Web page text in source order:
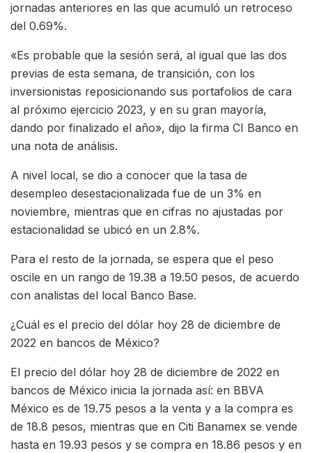
jornadas anteriores en las que acumuló un retroceso
del 0.69%.
«Es probable que la sesión será, al igual que las dos
previas de esta semana, de transición, con los
inversionistas reposicionando sus portafolios de cara
al próximo ejercicio 2023, y en su gran mayoría,
dando por finalizado el año», dijo la firma CI Banco en
una nota de análisis.
A nivel local, se dio a conocer que la tasa de
desempleo desestacionalizada fue de un 3% en
noviembre, mientras que en cifras no ajustadas por
estacionalidad se ubicó en un 2.8%.
Para el resto de la jornada, se espera que el peso
oscile en un rango de 19.38 a 19.50 pesos, de acuerdo
con analistas del local Banco Base.
​​¿Cuál es el precio del dólar hoy 28 de diciembre de
2022 en bancos de México?
El precio del dólar hoy 28 de diciembre de 2022 en
bancos de México inicia la jornada así: en BBVA
México es de 19.75 pesos a la venta y a la compra es
de 18.8 pesos, mientras que en Citi Banamex se vende
hasta en 19.93 pesos y se compra en 18.86 pesos y en